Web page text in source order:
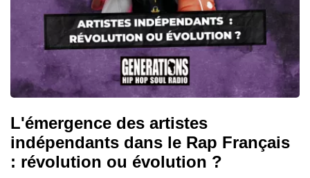
L'émergence des artistes
indépendants dans le Rap Français
: révolution ou évolution ?